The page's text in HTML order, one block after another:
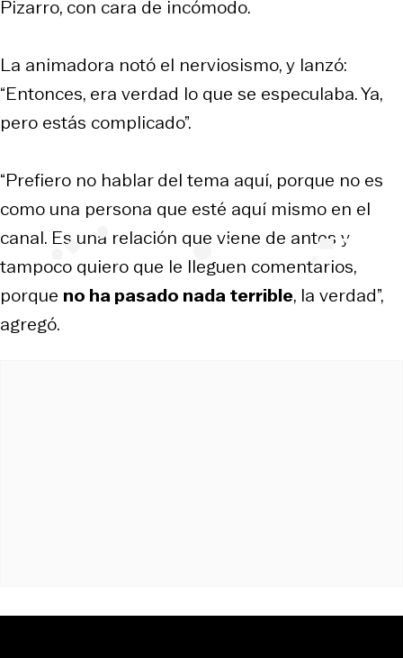
Pizarro, con cara de incómodo.
La animadora notó el nerviosismo, y lanzó:
“Entonces, era verdad lo que se especulaba. Ya,
pero estás complicado”.
“Prefiero no hablar del tema aquí, porque no es
como una persona que esté aquí mismo en el
canal. Es una relación que viene de antes y
tampoco quiero que le lleguen comentarios,
porque no ha pasado nada terrible, la verdad”,
agregó.